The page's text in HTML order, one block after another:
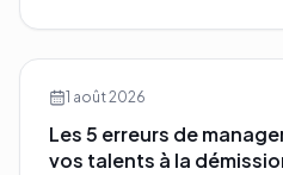
1 août 2026
Les 5 erreurs de
vos talents à la